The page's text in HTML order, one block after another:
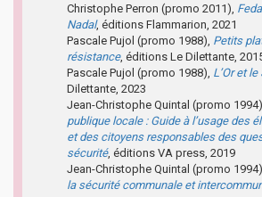
Christophe Perron (promo 2011),
Nadal, éditions Flammarion, 2021
Pascale Pujol (promo 1988), Petits
résistance, éditions Le Dilettante,
Pascale Pujol (promo 1988), L’Or et le
Dilettante, 2023
Jean-Christophe Quintal (promo 1994),
publique locale : Guide à l’usage des
et des citoyens responsables des
sécurité, éditions VA press, 2019
Jean-Christophe Quintal (promo 1994),
la sécurité communale et